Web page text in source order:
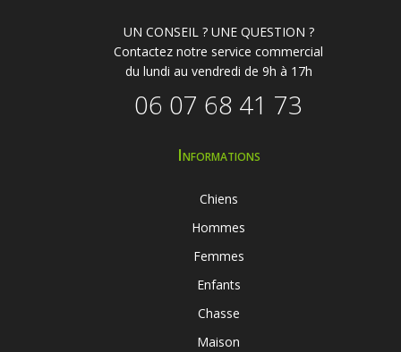
UN CONSEIL ? UNE QUESTION ?
Contactez notre service commercial
du lundi au vendredi de 9h à 17h
06 07 68 41 73
Informations
Chiens
Hommes
Femmes
Enfants
Chasse
Maison